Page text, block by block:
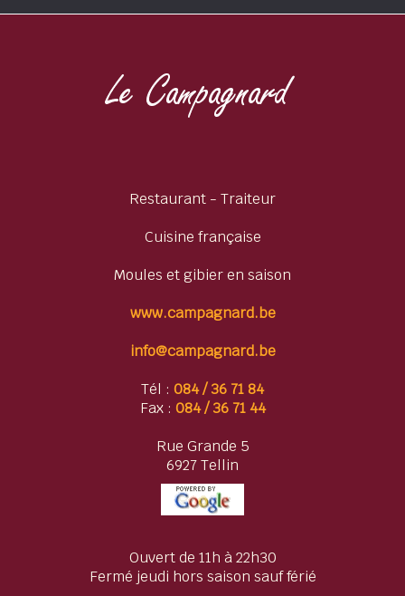
Restaurant - Traiteur
Cuisine française
Moules et gibier en saison
www.campagnard.be
info@campagnard.be
Tél : 084 / 36 71 84
Fax : 084 / 36 71 44
Rue Grande 5
6927 Tellin
Ouvert de 11h à 22h30
Fermé jeudi hors saison sauf férié